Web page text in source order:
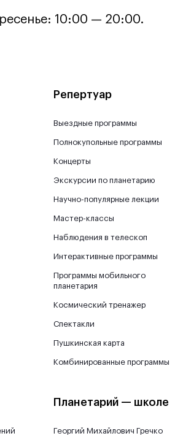
10:00 — 20:00.
Репертуар
Выездные программы
Полнокупольные программы
Концерты
Экскурсии по планетарию
Научно-популярные лекции
Мастер-классы
Наблюдения в телескоп
Интерактивные программы
Программы мобильного
планетария
Космический тренажер
Спектакли
Пушкинская карта
Комбинированные программы
Планетарий — школе
Георгий Михайлович Гречко